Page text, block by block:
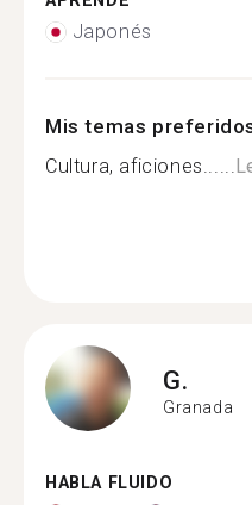
Japonés
Mis temas
Cultura, aficiones......
G.
Granada
HABLA FLUIDO